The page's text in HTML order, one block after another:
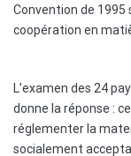
Convention de
coopération en
L’examen des 24
donne la réponse :
réglementer la
socialement